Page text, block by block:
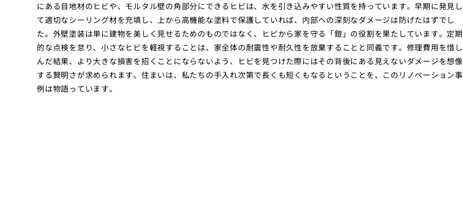
にある目地材のヒビや、モルタル壁の角部分にできるヒビは、水を引き込みやすい性質を持っています。早期に発見し
て適切なシーリング材を充填し、上から高機能な塗料で保護していれば、内部への深刻なダメージは防げたはずでし
た。外壁塗装は単に建物を美しく見せるためのものではなく、ヒビから家を守る「鎧」の役割を果たしています。定期
的な点検を怠り、小さなヒビを軽視することは、家全体の耐震性や耐久性を放棄することと同義です。修理費用を惜し
んだ結果、より大きな損害を招くことにならないよう、ヒビを見つけた際にはその背後にある見えないダメージを想像
する賢明さが求められます。住まいは、私たちの手入れ次第で長くも短くもなるということを、このリノベーション事
例は物語っています。